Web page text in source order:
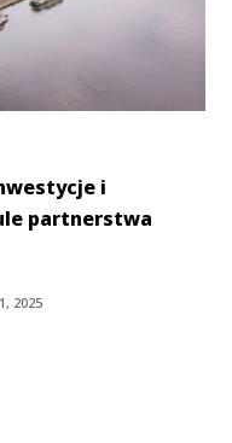
i
partnerstwa
2025